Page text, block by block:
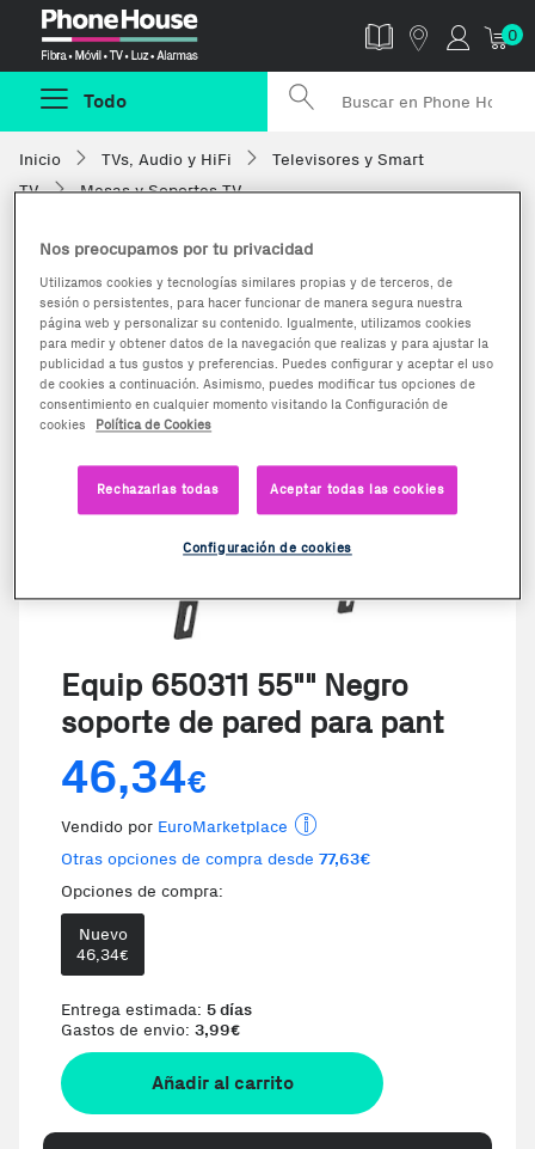
0
Todo
Inicio TVs, Audio y HiFi
Televisores y Smart
TV
Mesas y Soportes TV
Equip 650311 55"" Negro
soporte de pared para pant
46,34€
Vendido por EuroMarketplace
Otras opciones de compra desde 77,63€
Opciones de compra:
Nuevo
46,34€
Entrega estimada: 5 días
Gastos de envio: 3,99€
Añadir al carrito
Nos preocupamos por tu privacidad
Utilizamos cookies y tecnologías similares propias y de terceros, de
sesión o persistentes, para hacer funcionar de manera segura nuestra
página web y personalizar su contenido. Igualmente, utilizamos cookies
para medir y obtener datos de la navegación que realizas y para ajustar la
publicidad a tus gustos y preferencias. Puedes configurar y aceptar el uso
de cookies a continuación. Asimismo, puedes modificar tus opciones de
consentimiento en cualquier momento visitando la Configuración de
cookies
Política de Cookies
Rechazarlas todas Aceptar todas las cookies
Configuración de cookies